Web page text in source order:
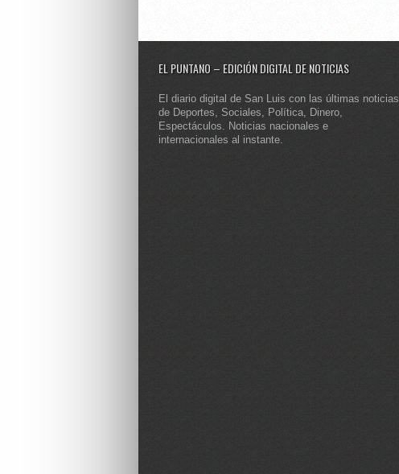
EL PUNTANO – EDICIÓN DIGITAL DE NOTICIAS
El diario digital de San Luis con las últimas noticias
de Deportes, Sociales, Política, Dinero,
Espectáculos. Noticias nacionales e
internacionales al instante.